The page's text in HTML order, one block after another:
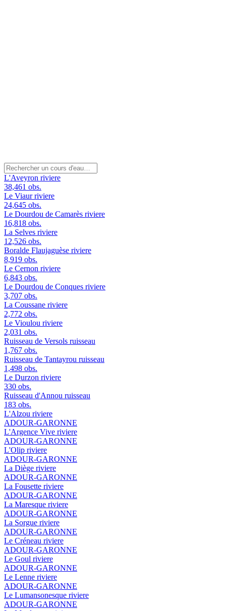
L'Aveyron riviere
38,461 obs.
Le Viaur riviere
24,645 obs.
Le Dourdou de Camarès riviere
16,818 obs.
La Selves riviere
12,526 obs.
Boralde Flaujaguèse riviere
8,919 obs.
Le Cernon riviere
6,843 obs.
Le Dourdou de Conques riviere
3,707 obs.
La Coussane riviere
2,772 obs.
Le Vioulou riviere
2,031 obs.
Ruisseau de Versols ruisseau
1,767 obs.
Ruisseau de Tantayrou ruisseau
1,498 obs.
Le Durzon riviere
330 obs.
Ruisseau d'Annou ruisseau
183 obs.
L'Alzou riviere
ADOUR-GARONNE
L'Argence Vive riviere
ADOUR-GARONNE
L'Olip riviere
ADOUR-GARONNE
La Diège riviere
ADOUR-GARONNE
La Fousette riviere
ADOUR-GARONNE
La Maresque riviere
ADOUR-GARONNE
La Sorgue riviere
ADOUR-GARONNE
Le Créneau riviere
ADOUR-GARONNE
Le Goul riviere
ADOUR-GARONNE
Le Lenne riviere
ADOUR-GARONNE
Le Lumansonesque riviere
ADOUR-GARONNE